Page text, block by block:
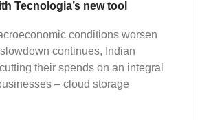
Tecnologia’s new tool
conditions worsen
continues, Indian
their spends on an integral
– cloud storage